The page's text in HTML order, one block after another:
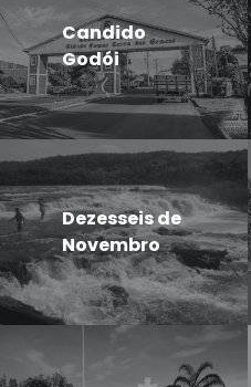
Candido
Godói
Dezesseis de
Novembro